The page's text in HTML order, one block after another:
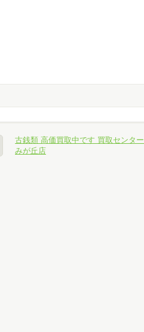
古銭類 高価買取中です 買取センタ
みが丘店